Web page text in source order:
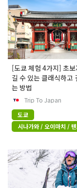
[도쿄 체험 4가지] 초
길 수 있는 클래식하고
는 방법
Trip To Japan
도쿄
시나가와 / 오이마치 /